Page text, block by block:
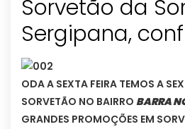
Sorvetão da
Sergipana,
ODA A SEXTA FEIRA TEMOS A
SORVETÃO NO BAIRRO BARRA
GRANDES PROMOÇÕES EM